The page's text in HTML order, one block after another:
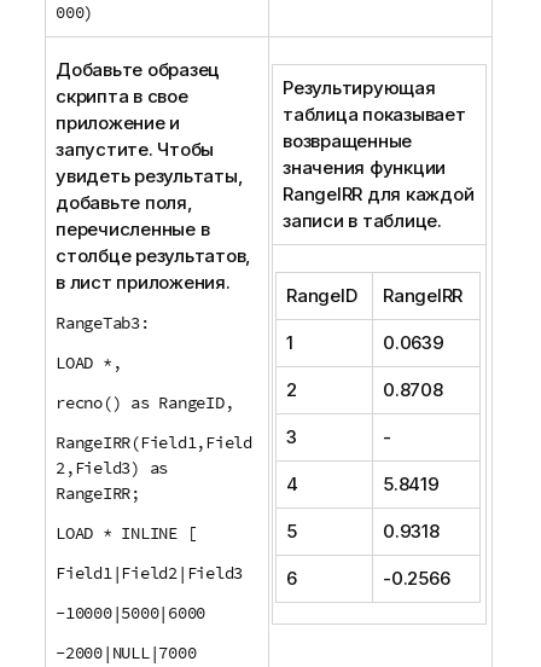
000)
Добавьте образец
скрипта в свое
приложение и
запустите. Чтобы
увидеть результаты,
добавьте поля,
перечисленные в
столбце результатов,
в лист приложения.
RangeTab3:
LOAD *,
recno() as RangeID,
RangeIRR(Field1,Field
2,Field3) as
RangeIRR;
LOAD * INLINE [
Field1|Field2|Field3
-10000|5000|6000
-2000|NULL|7000
Результирующая
таблица показывает
возвращенные
значения функции
RangeIRR для каждой
записи в таблице.
RangeID RangeIRR
1 0.0639
2 0.8708
3 -
4 5.8419
5 0.9318
6 -0.2566